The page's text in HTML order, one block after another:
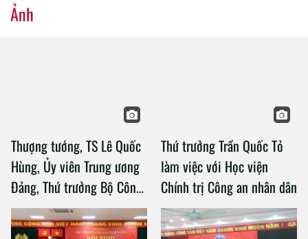
Ảnh
Thượng tướng, TS Lê Quốc
Hùng, Ủy viên Trung ương
Đảng, Thứ trưởng Bộ Công
an làm việc với Học viện
Chính trị Công an nhân dân
Thứ trưởng Trần Quốc Tỏ
làm việc với Học viện
Chính trị Công an nhân dân